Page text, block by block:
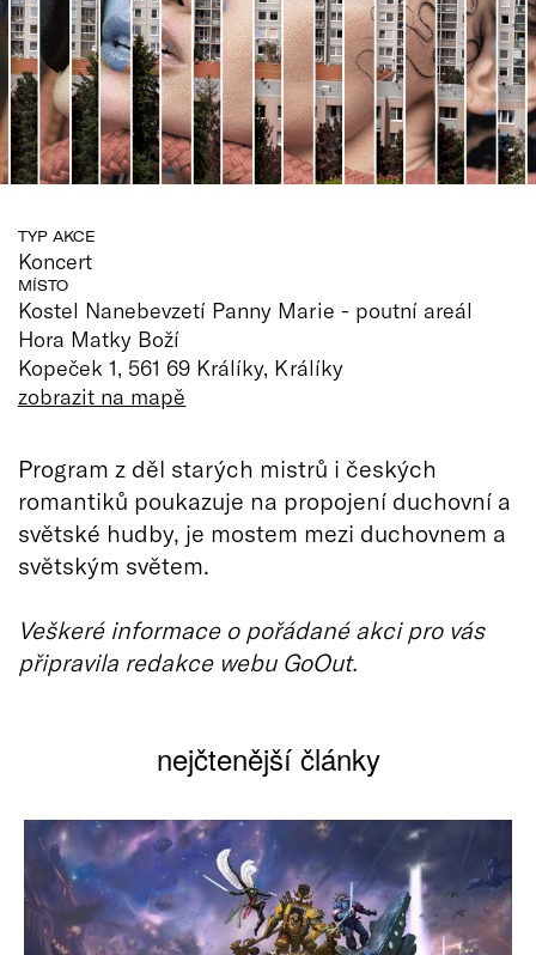
TYP AKCE
Koncert
MÍSTO
Kostel Nanebevzetí Panny Marie - poutní areál
Hora Matky Boží
Kopeček 1, 561 69 Králíky, Králíky
zobrazit na mapě
Program z děl starých mistrů i českých
romantiků poukazuje na propojení duchovní a
světské hudby, je mostem mezi duchovnem a
světským světem.
Veškeré informace o pořádané akci pro vás
připravila redakce webu GoOut.
nejčtenější články